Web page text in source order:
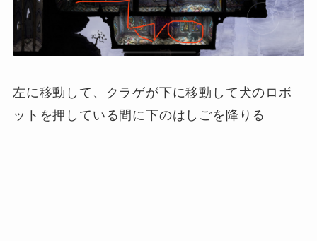
左に移動して、クラゲが下に移動して犬のロボ
ットを押している間に下のはしごを降りる